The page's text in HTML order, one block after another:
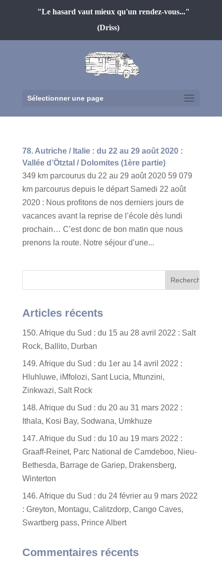
"Le hasard vaut mieux qu'un rendez-vous..."
(Driss)
Sélectionner une page
78. Autriche / Italie : du 22 au 29 août 2020 :
Vallée d’Ötztal / Dolomites (1ère partie)
349 km parcourus du 22 au 29 août 2020 59 079
km parcourus depuis le départ Samedi 22 août
2020 : Nous profitons de nos derniers jours de
vacances avant la reprise de l’école dès lundi
prochain… C’est donc de bon matin que nous
prenons la route. Notre séjour d’une...
Articles récents
150. Afrique du Sud : du 15 au 28 avril 2022 : Salt
Rock, Ballito, Durban
149. Afrique du Sud : du 1er au 14 avril 2022 :
Hluhluwe, iMfolozi, Sant Lucia, Mtunzini,
Zinkwazi, Salt Rock
148. Afrique du Sud : du 20 au 31 mars 2022 :
Ithala, Kosi Bay, Sodwana, Umkhuze
147. Afrique du Sud : du 10 au 19 mars 2022 :
Graaff-Reinet, Parc National de Camdeboo, Nieu-
Bethesda, Barrage de Gariep, Drakensberg,
Winterton
146. Afrique du Sud : du 24 février au 9 mars 2022
: Greyton, Montagu, Calitzdorp, Cango Caves,
Swartberg pass, Prince Albert
Commentaires récents